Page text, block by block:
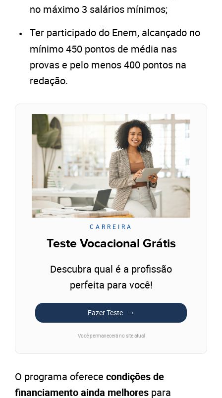
no máximo 3 salários mínimos;
Ter participado do Enem, alcançado no
mínimo 450 pontos de média nas
provas e pelo menos 400 pontos na
redação.
CARREIRA
Teste Vocacional Grátis
Descubra qual é a profissão
perfeita para você!
Fazer Teste
Você permanecerá no site atual
O programa oferece condições de
financiamento ainda melhores para